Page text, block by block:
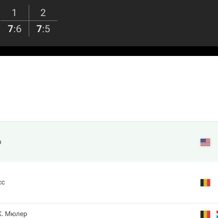
1
2
7:6 7:5
Мюлер